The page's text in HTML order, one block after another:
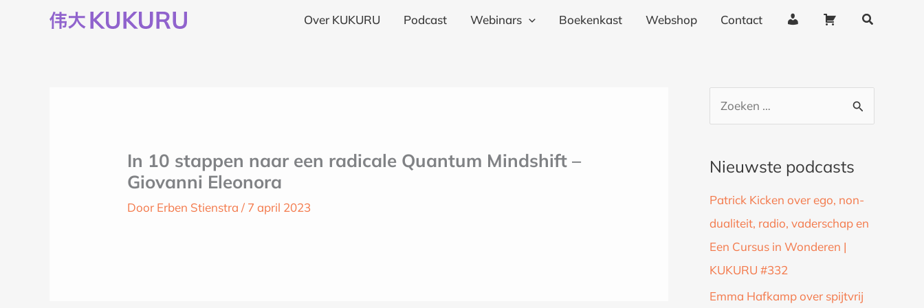
Over KUKURU Podcast Webinars Boekenkast Webshop Contact
e
v
e
W
g
Zoeken
In 10 stappen naar een radicale Quantum Mindshift –
Giovanni Eleonora
Door Erben Stienstra/ 7 april 2023
n
a
a
r
:
Nieuwste podcasts
Patrick Kicken over ego, non-
dualiteit, radio, vaderschap en
Een Cursus in Wonderen |
KUKURU #332
Emma Hafkamp over spijtvrij